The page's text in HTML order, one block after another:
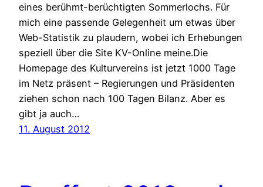
eines berühmt-berüchtigten Sommerlochs. Für
mich eine passende Gelegenheit um etwas über
Web-Statistik zu plaudern, wobei ich Erhebungen
speziell über die Site KV-Online meine.Die
Homepage des Kulturvereins ist jetzt 1000 Tage
im Netz präsent – Regierungen und Präsidenten
ziehen schon nach 100 Tagen Bilanz. Aber es
gibt ja auch…
11. August 2012